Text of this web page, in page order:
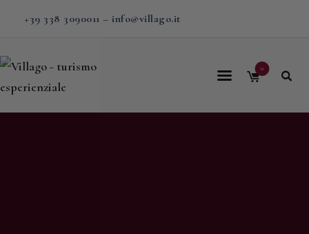
+39 338 3090011 – info@villago.it
0
Home